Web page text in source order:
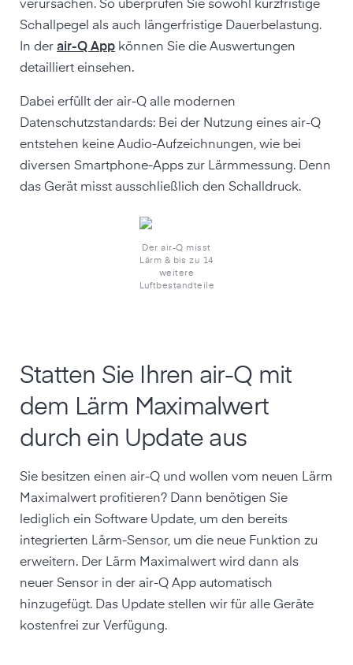
verursachen. So überprüfen Sie sowohl kurzfristige
Schallpegel als auch längerfristige Dauerbelastung.
In der air-Q App können Sie die Auswertungen
detailliert einsehen.
Dabei erfüllt der air-Q alle modernen
Datenschutzstandards: Bei der Nutzung eines air-Q
entstehen keine Audio-Aufzeichnungen, wie bei
diversen Smartphone-Apps zur Lärmmessung. Denn
das Gerät misst ausschließlich den Schalldruck.
Der air-Q misst
Lärm & bis zu 14
weitere
Luftbestandteile
Statten Sie Ihren air-Q mit
dem Lärm Maximalwert
durch ein Update aus
Sie besitzen einen air-Q und wollen vom neuen Lärm
Maximalwert profitieren? Dann benötigen Sie
lediglich ein Software Update, um den bereits
integrierten Lärm-Sensor, um die neue Funktion zu
erweitern. Der Lärm Maximalwert wird dann als
neuer Sensor in der air-Q App automatisch
hinzugefügt. Das Update stellen wir für alle Geräte
kostenfrei zur Verfügung.